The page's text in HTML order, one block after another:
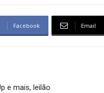
Facebook Email
e mais, leilão